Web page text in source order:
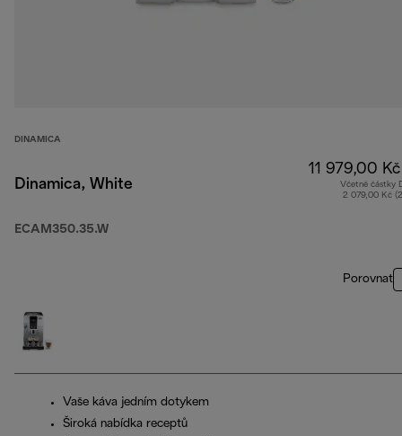
DINAMICA
Dinamica, White
ECAM350.35.W
11 979,00 Kč
Včetně částky
2 079,00 Kč
Porovnat
Vaše káva jedním dotykem
Široká nabídka receptů